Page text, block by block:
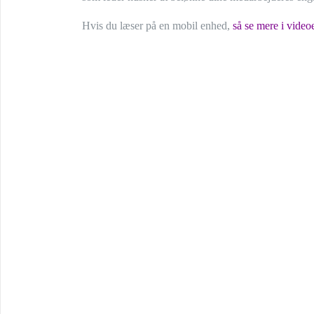
Hvis du læser på en mobil enhed, så se mere i